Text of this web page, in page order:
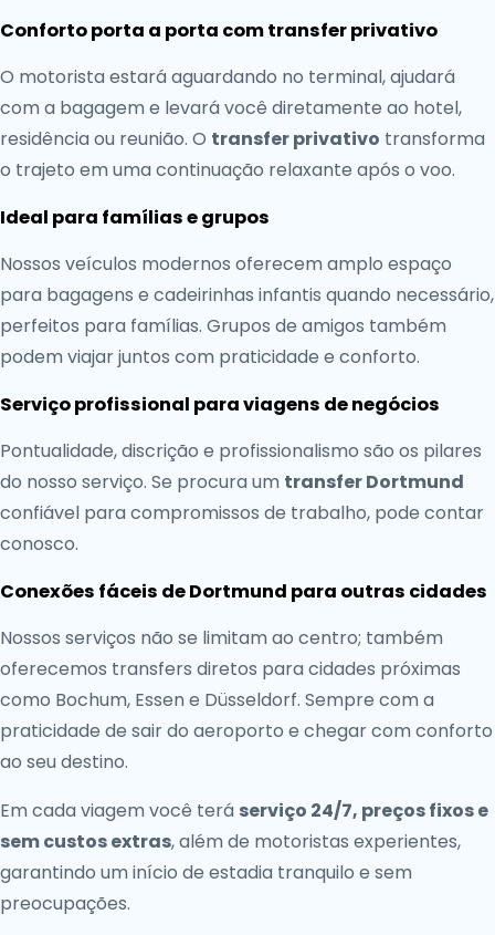
Conforto porta a porta com transfer privativo
O motorista estará aguardando no terminal, ajudará
com a bagagem e levará você diretamente ao hotel,
residência ou reunião. O transfer privativo transforma
o trajeto em uma continuação relaxante após o voo.
Ideal para famílias e grupos
Nossos veículos modernos oferecem amplo espaço
para bagagens e cadeirinhas infantis quando necessário,
perfeitos para famílias. Grupos de amigos também
podem viajar juntos com praticidade e conforto.
Serviço profissional para viagens de negócios
Pontualidade, discrição e profissionalismo são os pilares
do nosso serviço. Se procura um transfer Dortmund
confiável para compromissos de trabalho, pode contar
conosco.
Conexões fáceis de Dortmund para outras cidades
Nossos serviços não se limitam ao centro; também
oferecemos transfers diretos para cidades próximas
como Bochum, Essen e Düsseldorf. Sempre com a
praticidade de sair do aeroporto e chegar com conforto
ao seu destino.
Em cada viagem você terá serviço 24/7, preços fixos e
sem custos extras, além de motoristas experientes,
garantindo um início de estadia tranquilo e sem
preocupações.